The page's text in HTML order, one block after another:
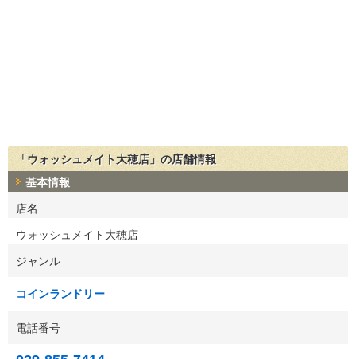
「ウォッシュメイト大穂店」の店舗情報
基本情報
店名
ウォッシュメイト大穂店
ジャンル
コインランドリー
電話番号